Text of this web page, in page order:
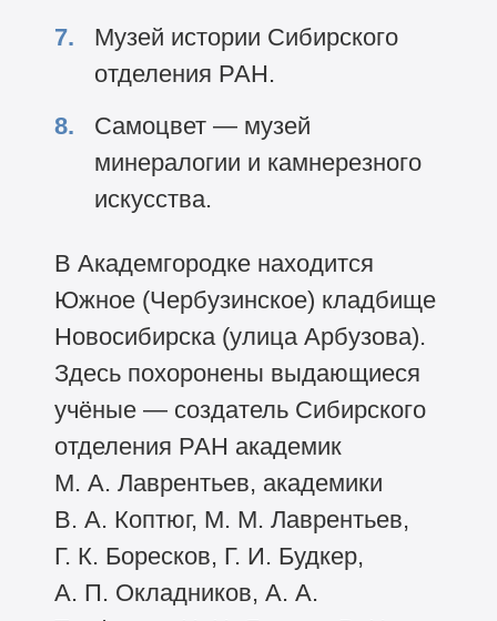
Музей истории Сибирского
отделения РАН.
Самоцвет — музей
минералогии и камнерезного
искусства.
В Академгородке находится
Южное (Чербузинское) кладбище
Новосибирска (улица Арбузова).
Здесь похоронены выдающиеся
учёные — создатель Сибирского
отделения РАН академик
М. А. Лаврентьев, академики
В. А. Коптюг, М. М. Лаврентьев,
Г. К. Боресков, Г. И. Будкер,
А. П. Окладников, А. А.